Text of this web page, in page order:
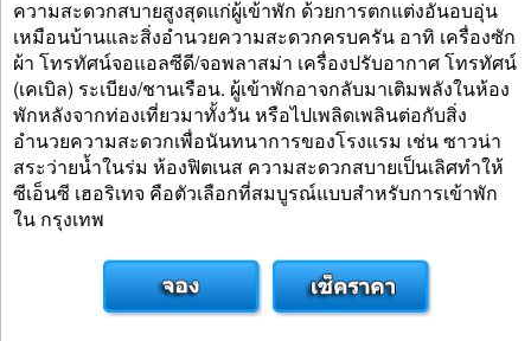
ความสะดวกสบายสูงสุดแก่ผู้เข้าพัก ด้วยการตกแต่งอันอบอุ่น
เหมือนบ้านและสิ่งอำนวยความสะดวกครบครัน อาทิ เครื่องซัก
ผ้า โทรทัศน์จอแอลซีดี/จอพลาสม่า เครื่องปรับอากาศ โทรทัศน์
(เคเบิล) ระเบียง/ชานเรือน. ผู้เข้าพักอาจกลับมาเติมพลังในห้อง
พักหลังจากท่องเที่ยวมาทั้งวัน หรือไปเพลิดเพลินต่อกับสิ่ง
อำนวยความสะดวกเพื่อนันทนาการของโรงแรม เช่น ซาวน่า
สระว่ายน้ำในร่ม ห้องฟิตเนส ความสะดวกสบายเป็นเลิศทำให้
ซีเอ็นซี เฮอริเทจ คือตัวเลือกที่สมบูรณ์แบบสำหรับการเข้าพัก
ใน กรุงเทพ